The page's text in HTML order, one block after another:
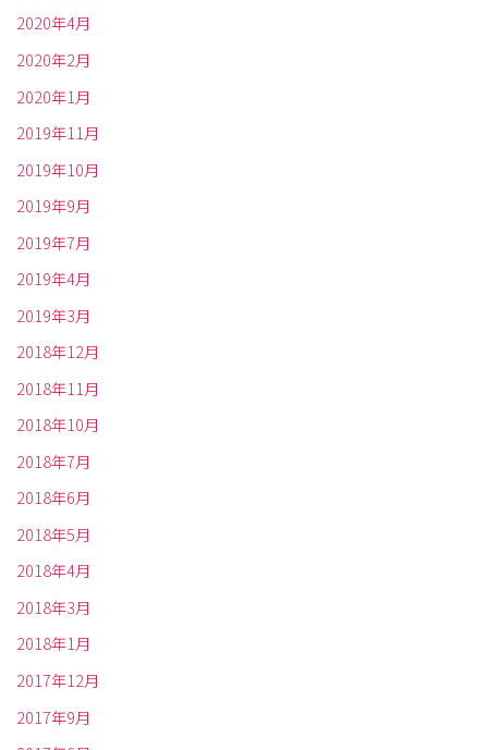
2020年4月
2020年2月
2020年1月
2019年11月
2019年10月
2019年9月
2019年7月
2019年4月
2019年3月
2018年12月
2018年11月
2018年10月
2018年7月
2018年6月
2018年5月
2018年4月
2018年3月
2018年1月
2017年12月
2017年9月